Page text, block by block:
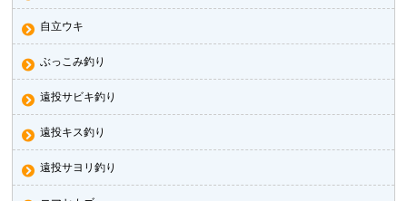
自立ウキ
ぶっこみ釣り
遠投サビキ釣り
遠投キス釣り
遠投サヨリ釣り